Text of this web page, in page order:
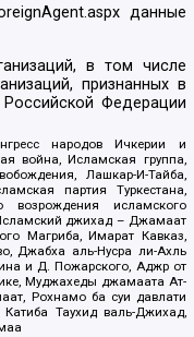
данные
в том числе
признанных в
Российской Федерации
народов Ичкерии и
война, Исламская группа,
Лашкар-И-Тайба,
партия Туркестана,
возрождения исламского
джихад – Джамаат
Магриба, Имарат Кавказ,
Джабха аль-Нусра ли-Ахль
и Д. Пожарского, Аджр от
Муджахеды джамаата Ат-
Рохнамо ба суи давлати
Катиба Таухид валь-Джихад,